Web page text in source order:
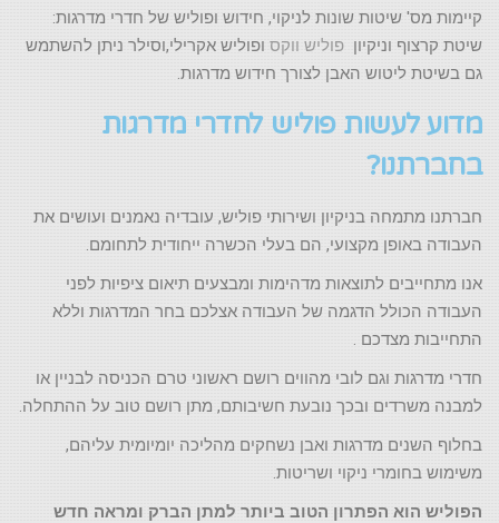
קיימות מס' שיטות שונות לניקוי, חידוש ופוליש של חדרי מדרגות:
שיטת קרצוף וניקיון פוליש ווקס ופוליש אקרילי,וסילר ניתן להשתמש
גם בשיטת ליטוש האבן לצורך חידוש מדרגות.
מדוע לעשות פוליש לחדרי מדרגות
בחברתנו?
חברתנו מתמחה בניקיון ושירותי פוליש, עובדיה נאמנים ועושים את
העבודה באופן מקצועי, הם בעלי הכשרה ייחודית לתחומם.
אנו מתחייבים לתוצאות מדהימות ומבצעים תיאום ציפיות לפני
העבודה הכולל הדגמה של העבודה אצלכם בחר המדרגות וללא
התחייבות מצדכם .
חדרי מדרגות וגם לובי מהווים רושם ראשוני טרם הכניסה לבניין או
למבנה משרדים ובכך נובעת חשיבותם, מתן רושם טוב על ההתחלה.
בחלוף השנים מדרגות ואבן נשחקים מהליכה יומיומית עליהם,
משימוש בחומרי ניקוי ושריטות.
הפוליש הוא הפתרון הטוב ביותר למתן הברק ומראה חדש